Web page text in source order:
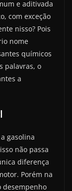
e aditivada
com exceção
nisso? Pois
nome
químicos
palavras, o
a
gasolina
não passa
diferença
Porém na
desempenho